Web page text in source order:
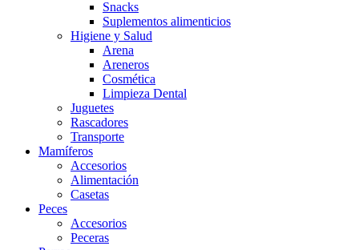
Snacks
Suplementos alimenticios
Higiene y Salud
Arena
Areneros
Cosmética
Limpieza Dental
Juguetes
Rascadores
Transporte
Mamíferos
Accesorios
Alimentación
Casetas
Peces
Accesorios
Peceras